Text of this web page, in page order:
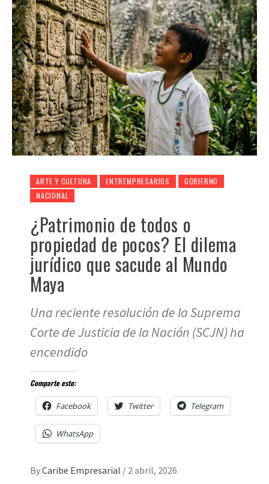
ARTE Y CULTURA ENTREMPRESARIOS
GOBIERNO
NACIONAL
¿Patrimonio de todos o
propiedad de pocos? El dilema
jurídico que sacude al Mundo
Maya
Una reciente resolución de la Suprema
Corte de Justicia de la Nación (SCJN) ha
encendido
Comparte esto:
Facebook Twitter Telegram
WhatsApp
ByCaribe Empresarial / 2 abril, 2026